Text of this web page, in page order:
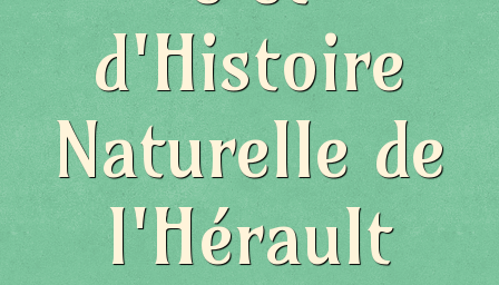
d'Histoire
Naturelle de
l'Hérault